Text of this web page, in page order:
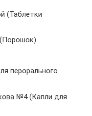
(Таблетки
перорального
№4 (Капли для